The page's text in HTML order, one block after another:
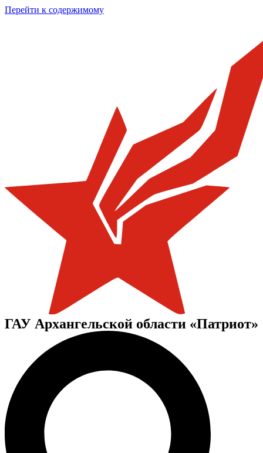
Перейти к содержимому
ГАУ Архангельской области «Патриот»